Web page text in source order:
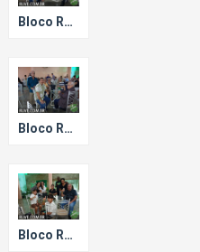
Bloco Ressaca de Carnaval.
Bloco Ressaca de Carnaval.
Bloco Ressaca de Carnaval.